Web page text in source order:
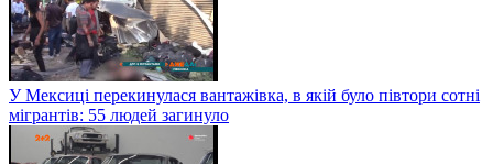
У Мексиці перекинулася вантажівка, в якій було півтори сотні
мігрантів: 55 людей загинуло